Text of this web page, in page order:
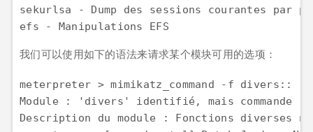
sekurlsa - Dump des sessions courantes par
efs - Manipulations EFS
我们可以使用如下的语法来请求某个模块可用的选项：
meterpreter > mimikatz_command -f divers::
Module : 'divers' identifié, mais
Description du module : Fonctions diverses